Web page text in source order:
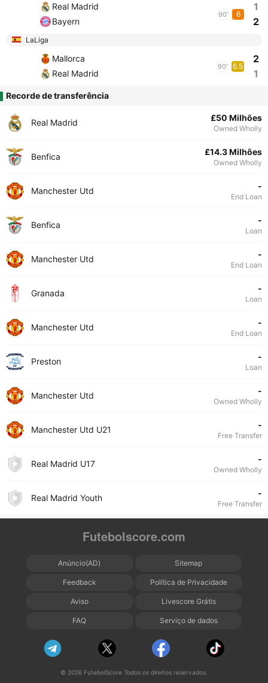
Real Madrid
Bayern
90' 6
1
2
LaLiga
Mallorca
Real Madrid
90' 6.5
2
1
Recorde de transferência
Real Madrid £50 Milhões
Owned Wholly
Benfica £14.3 Milhões
Owned Wholly
Manchester Utd -
End Loan
Benfica -
Loan
Manchester Utd -
End Loan
Granada -
Loan
Manchester Utd -
End Loan
Preston -
Loan
Manchester Utd -
Owned Wholly
Manchester Utd U21 -
Free Transfer
Real Madrid U17 -
Owned Wholly
Real Madrid Youth -
Free Transfer
Futebolscore.com
Anúncio(AD) Sitemap
Feedback Política de Privacidade
Aviso Livescore Grátis
FAQ Serviço de dados
© 2026 FutebolScore Todos os direitos reservados.